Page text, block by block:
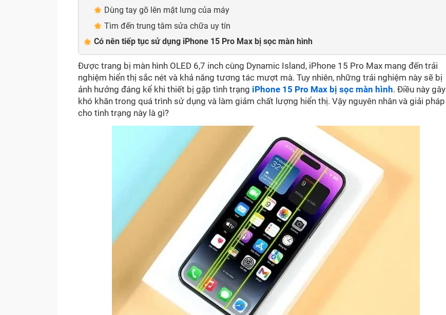
Dùng tay gõ lên mặt lưng của máy
Tìm đến trung tâm sửa chữa uy tín
Có nên tiếp tục sử dụng iPhone 15 Pro Max bị sọc màn hình
Được trang bị màn hình OLED 6,7 inch cùng Dynamic Island, iPhone 15 Pro Max mang đến trải
nghiệm hiển thị sắc nét và khả năng tương tác mượt mà. Tuy nhiên, những trải nghiệm này sẽ bị
ảnh hưởng đáng kể khi thiết bị gặp tình trạng iPhone 15 Pro Max bị sọc màn hình. Điều này gây
khó khăn trong quá trình sử dụng và làm giảm chất lượng hiển thị. Vậy nguyên nhân và giải pháp
cho tình trạng này là gì?